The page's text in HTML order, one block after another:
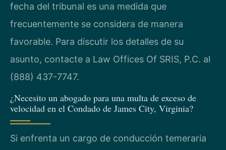
fecha del tribunal es una medida que
frecuentemente se considera de manera
favorable. Para discutir los detalles de su
asunto, contacte a Law Offices Of SRIS, P.C. al
(888) 437-7747.
¿Necesito un abogado para una multa de exceso de
velocidad en el Condado de James City, Virginia?
Si enfrenta un cargo de conducción temeraria